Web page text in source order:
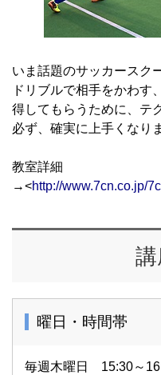
いま話題のサッカースク
ドリブルで相手をかわす
得してもらうために、テ
必ず、確実に上手くなり
教室詳細
→<http://www.7cn.co.jp/
曜日・時間帯
毎週木曜日 15:30～